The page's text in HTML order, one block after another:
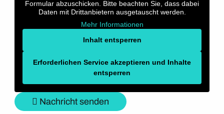
Formular abzuschicken. Bitte beachten Sie, dass dabei
Daten mit Drittanbietern ausgetauscht werden.
Mehr Informationen
Inhalt entsperren
Erforderlichen Service akzeptieren und Inhalte
entsperren
Nachricht senden